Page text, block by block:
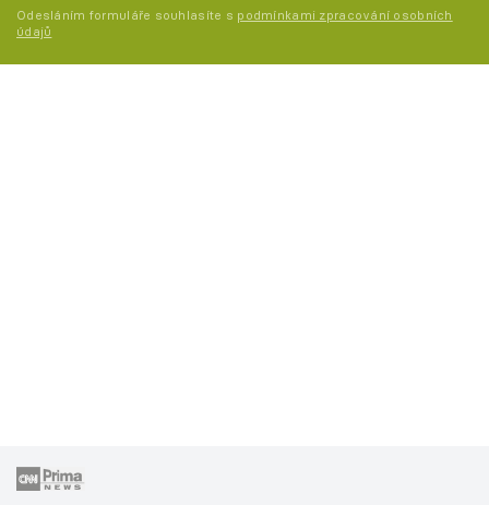
Odesláním formuláře souhlasíte s podmínkami zpracování osobních
údajů